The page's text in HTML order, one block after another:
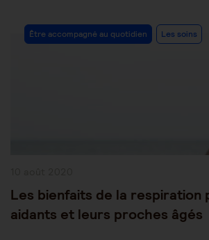
Post
Category:
Être accompagné au quotidien Les soins
Les bienfaits de la respiration
aidants et leurs proches âgés